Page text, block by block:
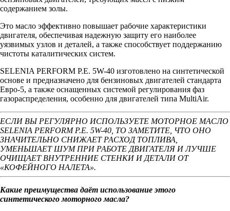
содержанием золы.
Это масло эффективно повышает рабочие характеристики
двигателя, обеспечивая надежную защиту его наиболее
уязвимых узлов и деталей, а также способствует поддержанию
чистоты каталитических систем.
SELENIA PERFORM P.E. 5W-40 изготовлено на синтетической
основе и предназначено для бензиновых двигателей стандарта
Евро-5, а также оснащенных системой регулирования фаз
газораспределения, особенно для двигателей типа MultiAir.
ЕСЛИ ВЫ РЕГУЛЯРНО ИСПОЛЬЗУЕТЕ МОТОРНОЕ МАСЛО
SELENIA PERFORM P.E. 5W-40, ТО ЗАМЕТИТЕ, ЧТО ОНО
ЗНАЧИТЕЛЬНО СНИЖАЕТ РАСХОД ТОПЛИВА,
УМЕНЬШАЕТ ШУМ ПРИ РАБОТЕ ДВИГАТЕЛЯ И ЛУЧШЕ
ОЧИЩАЕТ ВНУТРЕННИЕ СТЕНКИ И ДЕТАЛИ ОТ
«КОФЕЙНОГО НАЛЕТА».
Какие преимущества даёт использование этого
синтетического моторного масла?